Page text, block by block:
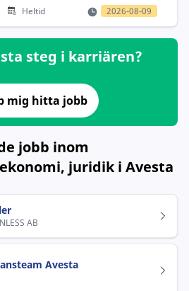
Heltid 2026-08-09
steg i karriären?
mig hitta jobb
jobb inom
juridik i Avesta
AB
Avesta